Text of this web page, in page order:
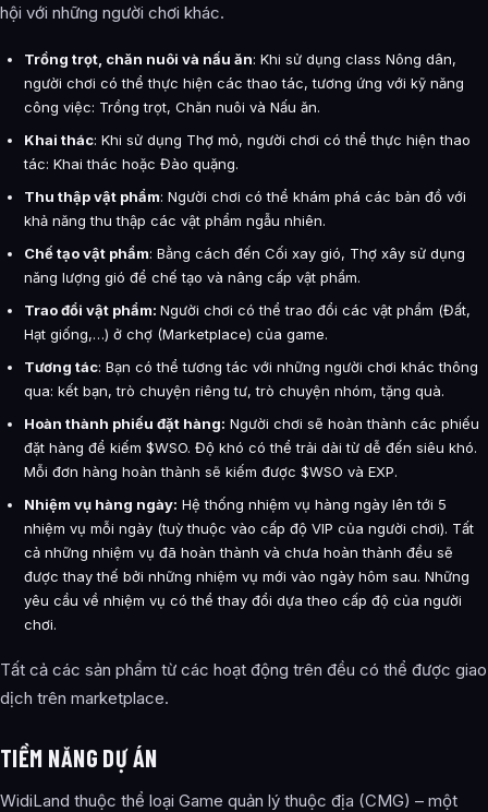
hội với những người chơi khác.
Trồng trọt, chăn nuôi và nấu ăn: Khi sử dụng class Nông dân,
người chơi có thể thực hiện các thao tác, tương ứng với kỹ năng
công việc: Trồng trọt, Chăn nuôi và Nấu ăn.
Khai thác: Khi sử dụng Thợ mỏ, người chơi có thể thực hiện thao
tác: Khai thác hoặc Đào quặng.
Thu thập vật phẩm: Người chơi có thể khám phá các bản đồ với
khả năng thu thập các vật phẩm ngẫu nhiên.
Chế tạo vật phẩm: Bằng cách đến Cối xay gió, Thợ xây sử dụng
năng lượng gió để chế tạo và nâng cấp vật phẩm.
Trao đổi vật phẩm: Người chơi có thể trao đổi các vật phẩm (Đất,
Hạt giống,…) ở chợ (Marketplace) của game.
Tương tác: Bạn có thể tương tác với những người chơi khác thông
qua: kết bạn, trò chuyện riêng tư, trò chuyện nhóm, tặng quà.
Hoàn thành phiếu đặt hàng: Người chơi sẽ hoàn thành các phiếu
đặt hàng để kiếm $WSO. Độ khó có thể trải dài từ dễ đến siêu khó.
Mỗi đơn hàng hoàn thành sẽ kiếm được $WSO và EXP.
Nhiệm vụ hàng ngày: Hệ thống nhiệm vụ hàng ngày lên tới 5
nhiệm vụ mỗi ngày (tuỳ thuộc vào cấp độ VIP của người chơi). Tất
cả những nhiệm vụ đã hoàn thành và chưa hoàn thành đều sẽ
được thay thế bởi những nhiệm vụ mới vào ngày hôm sau. Những
yêu cầu về nhiệm vụ có thể thay đổi dựa theo cấp độ của người
chơi.
Tất cả các sản phẩm từ các hoạt động trên đều có thể được giao
dịch trên marketplace.
TIỀM NĂNG DỰ ÁN
WidiLand thuộc thể loại Game quản lý thuộc địa (CMG) – một